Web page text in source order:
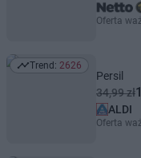
Oferta
Trend: 2626
Trend: 2626
Persil
34,99 zł
ALDI
Oferta